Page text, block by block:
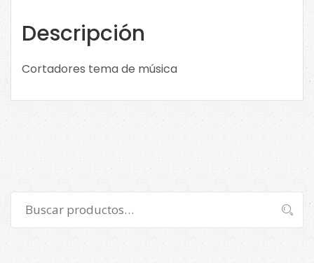
Descripción
Cortadores tema de música
por:
Buscar